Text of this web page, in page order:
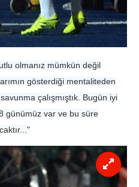
olmanız mümkün değil
gösterdiği mentaliteden
çalışmıştık. Bugün iyi
günümüz var ve bu süre